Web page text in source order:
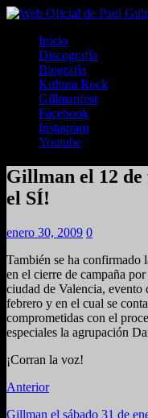
Inicio
Discografía
Biografía
Kultura Rock
Gillmanfest
Facebook
Instagram
Youtube
Gillman el 12
el SÍ!
enero 30, 2009 0
También se ha
en el cierre de campaña
ciudad de Valencia, evento
febrero y en el cual se
comprometidas con el
especiales la agrupación
¡Corran la voz!
Anterior
Gillman el sábado 31 de